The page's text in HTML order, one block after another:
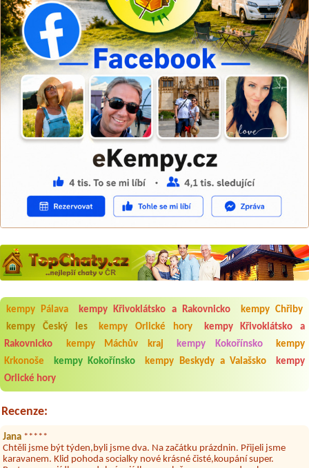
kempy Pálava kempy Křivoklátsko a Rakovnicko
kempy Chřiby
kempy Český les
kempy Orlické hory
kempy Křivoklátsko a
Rakovnicko
kempy Máchův kraj kempy Kokořínsko
kempy
Krkonoše
kempy Kokořínsko kempy Beskydy a Valašsko
kempy
Orlické hory
Recenze:
Aneta Melicharová***
Byli jsme zde v týdnu od 25.7. do 1.8. 2026. Kemp jako takový je pěkný.
V umývárně i na WC bylo vždy čisto, doplněný papír i utěrky, což při
množství návštěvníků není samozřejmost. V kempu je obchod a
restaurace, kebab a další občerstvení. Co nás ale velice zklamalo byl
hrála jiná hudba.Kemp pěkný, ale takový rámus jsme ještě nezažili...
Jana *****
Chtěli jsme být týden,byli jsme dva. Na začátku prázdnin. Přijeli jsme
karavanem. Klid pohoda socialky nové krásné čisté,koupání super.
Restaurace s jídlem, a dobrým jídlem za slušnou cenu na dosah, a